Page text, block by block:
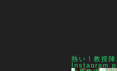
熱い！教授
Instagram